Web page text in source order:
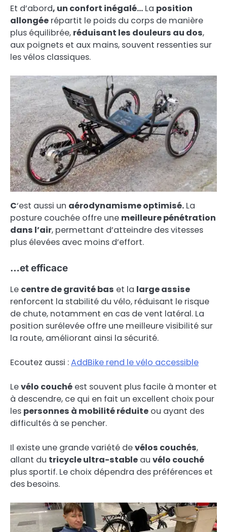
Et d’abord, un confort inégalé… La position
allongée répartit le poids du corps de manière
plus équilibrée, réduisant les douleurs au dos,
aux poignets et aux mains, souvent ressenties sur
les vélos classiques.
C‘est aussi un aérodynamisme optimisé. La
posture couchée offre une meilleure pénétration
dans l’air, permettant d’atteindre des vitesses
plus élevées avec moins d’effort.
…et efficace
Le centre de gravité bas et la large assise
renforcent la stabilité du vélo, réduisant le risque
de chute, notamment en cas de vent latéral. La
position surélevée offre une meilleure visibilité sur
la route, améliorant ainsi la sécurité.
Ecoutez aussi :AddBike rend le vélo accessible
Levélo couché est souvent plus facile à monter et
à descendre, ce qui en fait un excellent choix pour
les personnes à mobilité réduite ou ayant des
difficultés à se pencher.
Il existe une grande variété devélos couchés,
allant du tricycle ultra-stable au vélo couché
plus sportif. Le choix dépendra des préférences et
des besoins.